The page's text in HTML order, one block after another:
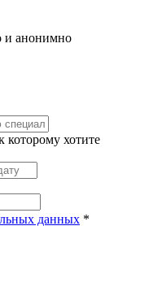
и анонимно
хотите
данных *